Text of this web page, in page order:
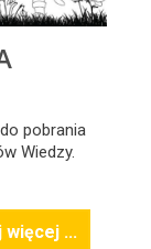
pobrania
Wiedzy.
...